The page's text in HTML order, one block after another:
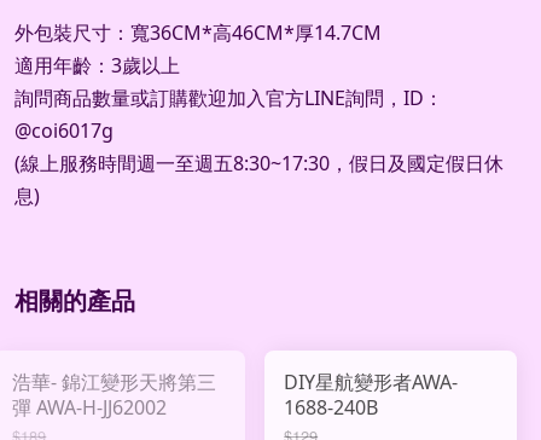
外包裝尺寸：寬36CM*高46CM*厚14.7CM
適用年齡：3歲以上
詢問商品數量或訂購歡迎加入官方LINE詢問， ID ：
@coi6017g
(線上服務時間週一至週五8:30~17:30 ，假日及國定假日休
息)
相關的產品
浩華- 錦江變形天將第三
彈 AWA-H-JJ62002
DIY星航變形者AWA-
1688-240B